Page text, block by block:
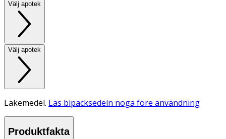
Välj apotek
Välj apotek
Läkemedel. Läs bipacksedeln noga före användning
Produktfakta